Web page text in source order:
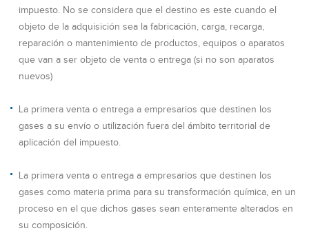
impuesto. No se considera que el destino es este cuando el
objeto de la adquisición sea la fabricación, carga, recarga,
reparación o mantenimiento de productos, equipos o aparatos
que van a ser objeto de venta o entrega (si no son aparatos
nuevos)
La primera venta o entrega a empresarios que destinen los
gases a su envío o utilización fuera del ámbito territorial de
aplicación del impuesto.
La primera venta o entrega a empresarios que destinen los
gases como materia prima para su transformación química, en un
proceso en el que dichos gases sean enteramente alterados en
su composición.